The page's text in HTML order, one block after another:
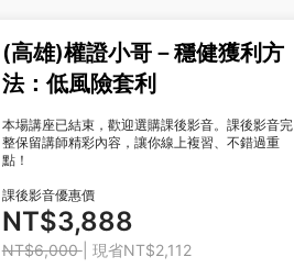
(高雄)權證小哥－穩健獲利方
法：低風險套利
本場講座已結束，歡迎選購課後影音。課後影音完
整保留講師精彩內容，讓你線上複習、不錯過重
點！
課後影音優惠價
NT$3,888
NT$6,000| 現省NT$2,112